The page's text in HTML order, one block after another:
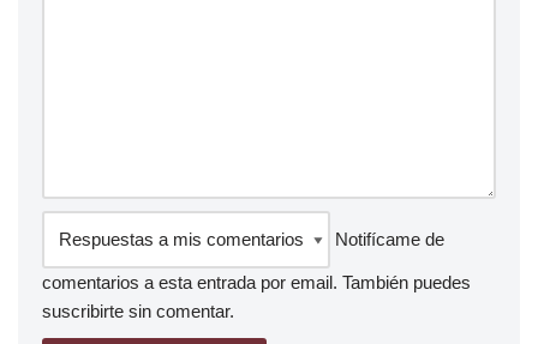
Notifícame de
comentarios a esta entrada por email. También puedes
suscribirte sin comentar.